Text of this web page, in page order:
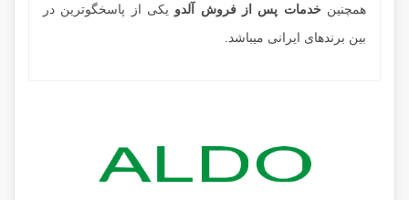
همچنينخدمات پس از فروش آلدو يکی از پاسخگوترين در
بین برندهای ايرانی ميباشد.